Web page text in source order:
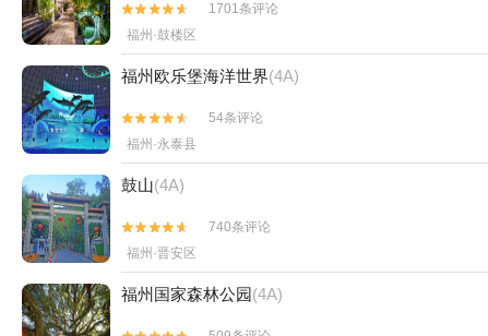


1701条评论
福州·鼓楼区
福州欧乐堡海洋世界(4A)


54条评论
福州·永泰县
鼓山(4A)


740条评论
福州·晋安区
福州国家森林公园(4A)